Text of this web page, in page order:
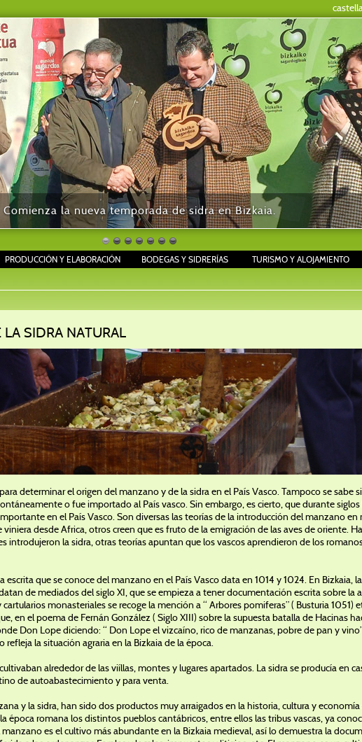
Comienza la nueva temporada de sidra en Bizkaia.
PRODUCCIÓN Y ELABORACIÓN BODEGAS Y SIDRERÍAS TURISMO Y ALOJAMIENTO
SIDRA NATURAL
determinar el origen del manzano y de la sidra en el País Vasco. Tampoco se sabe
o fue importado al País vasco. Sin embargo, es cierto, que durante siglos
en el País Vasco. Son diversas las teorías de la introducción del manzano en
desde Africa, otros creen que es fruto de la emigración de las aves de oriente.
introdujeron la sidra, otras teorías apuntan que los vascos aprendieron de los
escrita que se conoce del manzano en el País Vasco data en 1014 y 1024. En Bizkaia,
de mediados del siglo XI, que se empieza a tener documentación escrita sobre la
monasteriales se recoge la mención a “ Arbores pomiferas” ( Busturia 1051)
en el poema de Fernán González ( Siglo XIII) sobre la supuesta batalla de Hacinas
Don Lope diciendo: “ Don Lope el vizcaíno, rico de manzanas, pobre de pan y
refleja la situación agraria en la Bizkaia de la época.
alrededor de las viíllas, montes y lugares apartados. La sidra se producía en
de autoabastecimiento y para venta.
y la sidra, han sido dos productos muy arraigados en la historia, cultura y
la época romana los distintos pueblos cantábricos, entre ellos las tribus vascas, ya
es el cultivo más abundante en la Bizkaia medieval, así lo demuestra la